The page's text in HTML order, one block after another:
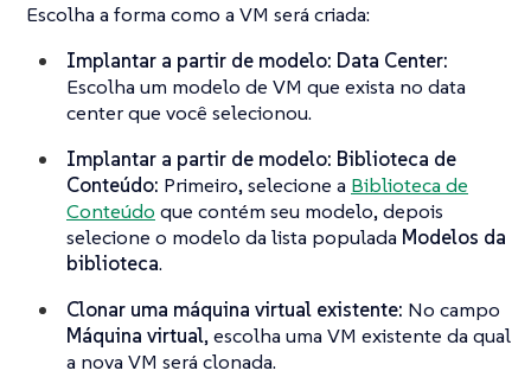
Escolha a forma como a VM será criada:
Implantar a partir de modelo: Data Center:
Escolha um modelo de VM que exista no data
center que você selecionou.
Implantar a partir de modelo: Biblioteca de
Conteúdo: Primeiro, selecione a Biblioteca de
Conteúdo que contém seu modelo, depois
selecione o modelo da lista populada Modelos da
biblioteca.
Clonar uma máquina virtual existente: No campo
Máquina virtual, escolha uma VM existente da qual
a nova VM será clonada.